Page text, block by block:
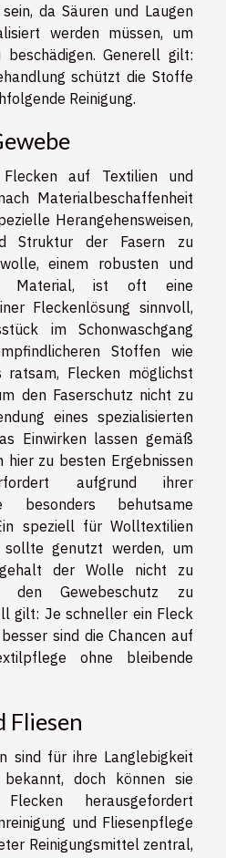
da Säuren und Laugen
werden müssen, um
Generell gilt:
schützt die Stoffe
Reinigung.
auf Textilien und
Materialbeschaffenheit
Herangehensweisen,
Struktur der Fasern zu
einem robusten und
Material, ist oft eine
Fleckenlösung sinnvoll,
im Schonwaschgang
Stoffen wie
ratsam, Flecken möglichst
den Faserschutz nicht zu
eines spezialisierten
Einwirken lassen gemäß
hier zu besten Ergebnissen
aufgrund ihrer
besonders behutsame
speziell für Wolltextilien
genutzt werden, um
der Wolle nicht zu
den Gewebeschutz zu
gilt: Je schneller ein Fleck
sind die Chancen auf
ohne bleibende
Fliesen
sind für ihre Langlebigkeit
doch können sie
herausgefordert
und Fliesenpflege
Reinigungsmittel zentral,